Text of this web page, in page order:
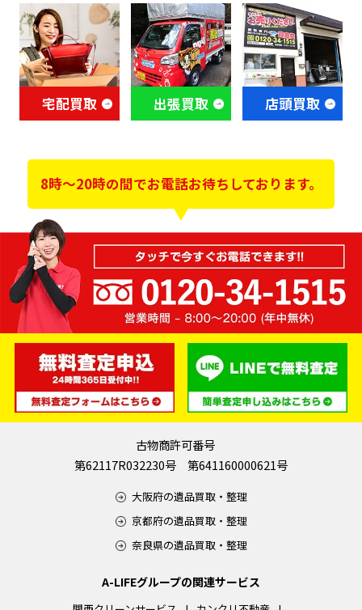
宅配買取 出張買取 店頭買取
8時～20時の間でお電話お待ちしております。
古物商許可番号
第62117R032230号 第641160000621号
大阪府の遺品買取・整理
京都府の遺品買取・整理
奈良県の遺品買取・整理
A-LIFEグループの関連サービス